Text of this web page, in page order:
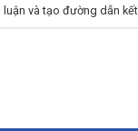
và tạo đường dẫn